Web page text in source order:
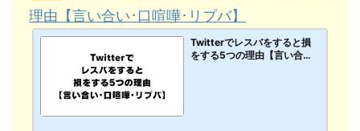
理由【言い合い･口喧嘩･リプバ】
Twitterでレスバをすると損
をする5つの理由【言い合い･